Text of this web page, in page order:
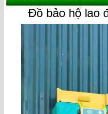
Đồ bảo hộ lao